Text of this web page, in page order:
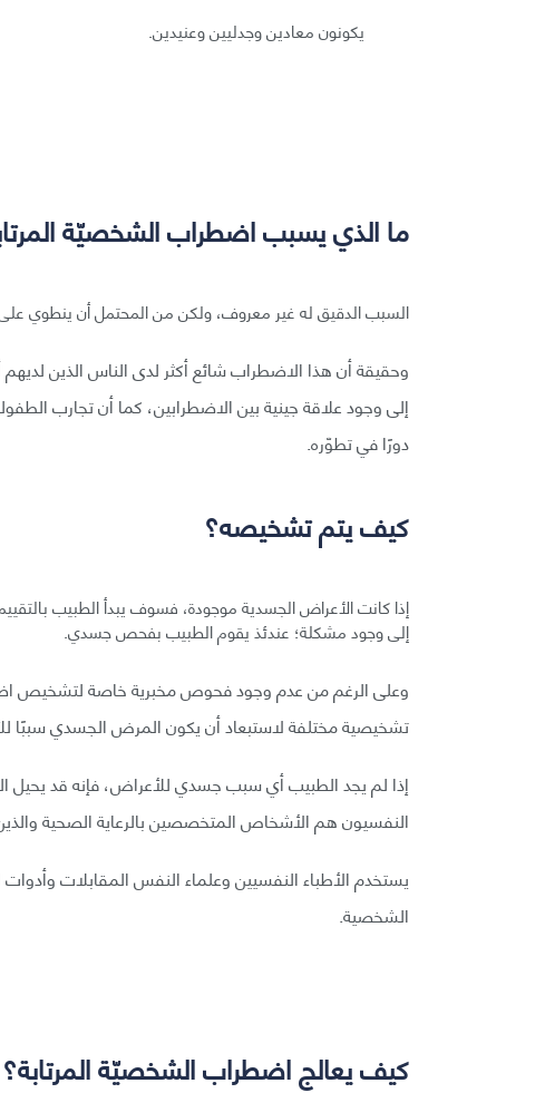
يكونون معادين وجدليين وعنيدين.
ما الذي يسبب اضطراب الشخصيّة
السبب الدقيق له غير معروف، ولكن من المحتمل أن ينطوي
إلى وجود علاقة جينية بين الاضطرابين، كما أن تجارب
دورًا في تطوّره.
كيف يتم تشخيصه؟
إذا كانت الأعراض الجسدية موجودة، فسوف يبدأ الطبيب
إلى وجود مشكلة؛ عندئذ يقوم الطبيب بفحص جسدي.
وعلى الرغم من عدم وجود فحوص مخبرية خاصة لتشخيص
تشخيصية مختلفة لاستبعاد أن يكون المرض الجسدي سببًا
إذا لم يجد الطبيب أي سبب جسدي للأعراض، فإنه قد يحيل
النفسيون هم الأشخاص المتخصصين بالرعاية الصحية
يستخدم الأطباء النفسيين وعلماء النفس المقابلات
الشخصية.
كيف يعالج اضطراب الشخصيّة المرتابة؟